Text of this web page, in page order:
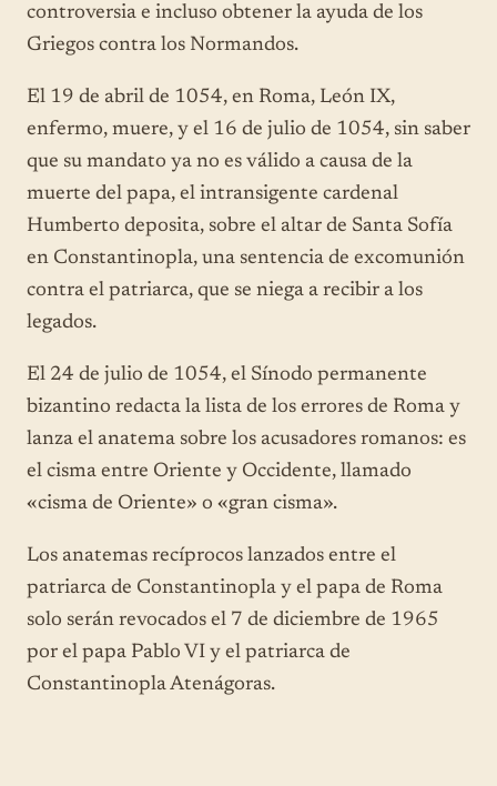
controversia e incluso obtener la ayuda de los
Griegos contra los Normandos.
El 19 de abril de 1054, en Roma, León IX,
enfermo, muere, y el 16 de julio de 1054, sin saber
que su mandato ya no es válido a causa de la
muerte del papa, el intransigente cardenal
Humberto deposita, sobre el altar de Santa Sofía
en Constantinopla, una sentencia de excomunión
contra el patriarca, que se niega a recibir a los
legados.
El 24 de julio de 1054, el Sínodo permanente
bizantino redacta la lista de los errores de Roma y
lanza el anatema sobre los acusadores romanos: es
el cisma entre Oriente y Occidente, llamado
«cisma de Oriente» o «gran cisma».
Los anatemas recíprocos lanzados entre el
patriarca de Constantinopla y el papa de Roma
solo serán revocados el 7 de diciembre de 1965
por el papa Pablo VI y el patriarca de
Constantinopla Atenágoras.